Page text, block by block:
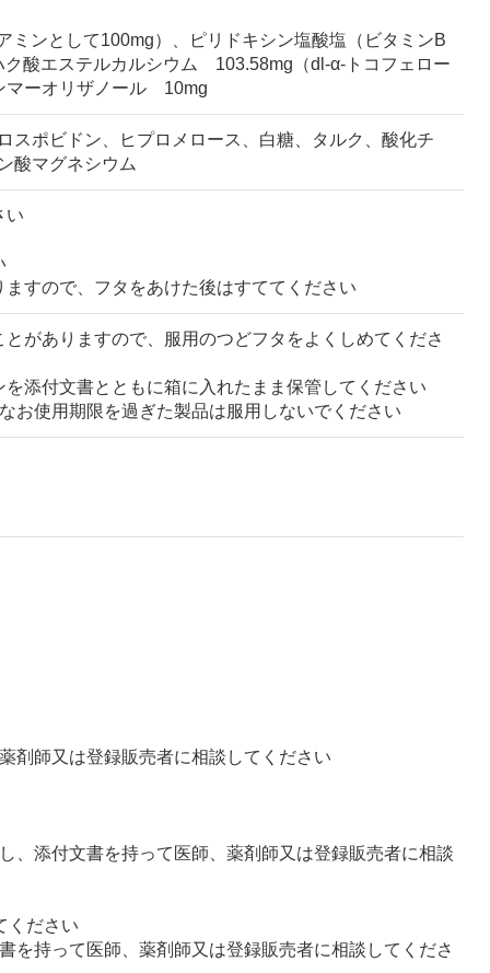
ンとして100mg）、ピリドキシン塩酸塩（ビタミンB
酸エステルカルシウム 103.58mg（dl-α-トコフェロー
マーオリザノール 10mg
スポビドン、ヒプロメロース、白糖、タルク、酸化チ
酸マグネシウム
い
すので、フタをあけた後はすててください
がありますので、服用のつどフタをよくしめてくださ
添付文書とともに箱に入れたまま保管してください
お使用期限を過ぎた製品は服用しないでください
剤師又は登録販売者に相談してください
、添付文書を持って医師、薬剤師又は登録販売者に相談
ください
を持って医師、薬剤師又は登録販売者に相談してくださ